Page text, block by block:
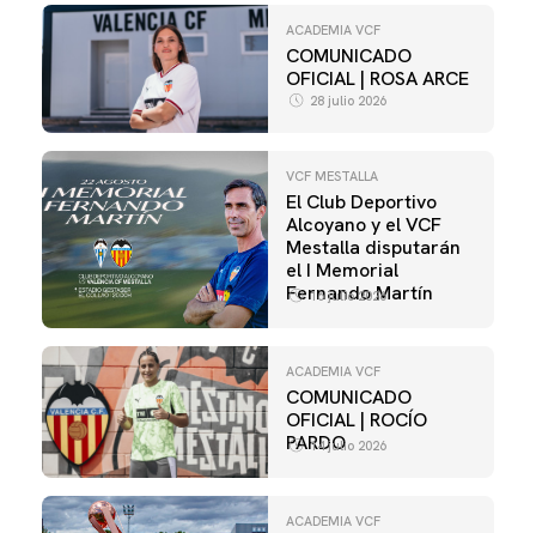
ACADEMIA VCF
COMUNICADO
OFICIAL | ROSA ARCE
28 julio 2026
VCF MESTALLA
El Club Deportivo
Alcoyano y el VCF
Mestalla disputarán
el I Memorial
Fernando Martín
16 julio 2026
ACADEMIA VCF
COMUNICADO
OFICIAL | ROCÍO
PARDO
14 julio 2026
ACADEMIA VCF